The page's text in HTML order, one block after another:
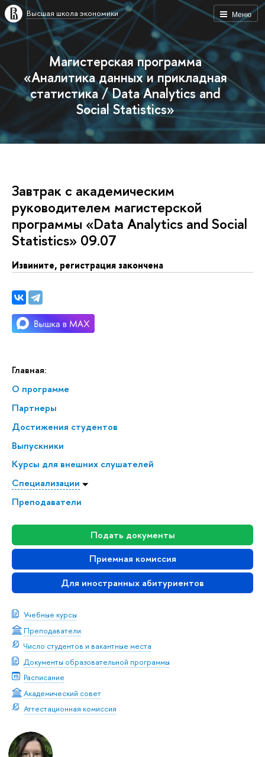
Меню
ысшая школа экономики
Магистерская программа
«Аналитика данных и прикладная
статистика / Data Analytics and
Social Statistics»
Главная:
О программе
Партнеры
Достижения студенто
ыпускники
Курсы для внешних слушателей
Специализации
Преподаватели
Подать документы
Приемная комиссия
Для иностранных абитуриенто
Учебные курсы
Преподаватели
Число студентов и вакантные места
Документы образовательной программы
Расписание
Академический совет
Аттестационная комиссия
Завтрак с академическим
руководителем магистерской
программы «Data Analytics and Social
Statistics» 09.07
Извините, регистрация закончена